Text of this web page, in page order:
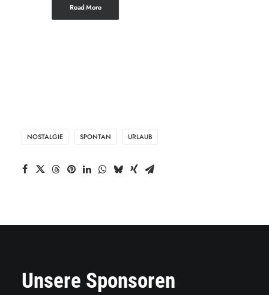
Read More
NOSTALGIE SPONTAN URLAUB
Unsere Sponsoren